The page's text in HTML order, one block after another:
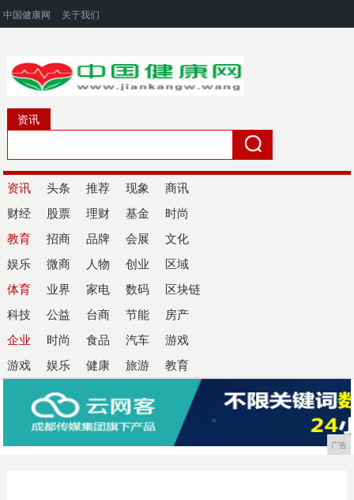
中国健康网 关于我们
资讯
资讯 头条 推荐 现象 商讯
财经 股票 理财 基金 时尚
教育 招商 品牌 会展 文化
娱乐 微商 人物 创业 区域
体育 业界 家电 数码 区块链
科技 公益 台商 节能 房产
企业 时尚 食品 汽车 游戏
游戏 娱乐 健康 旅游 教育
广告